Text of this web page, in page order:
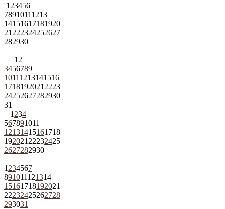
1 23456
78910111213
14151617181920
21 222324252627
282930
1 2
3456789
10111213141516
1718192021 2223
24252627282930
31
1 234
567891011
12131415161718
192021 22232425
2627282930
1 234567
891011121314
15161718192021
22232425262728
293031